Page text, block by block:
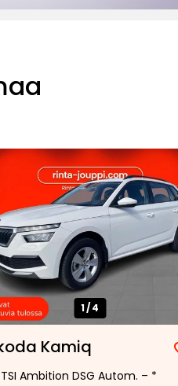
1/4
Kamiq
TSI Ambition DSG Autom. – *